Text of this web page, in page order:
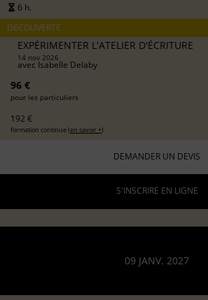
6 h.
DÉCOUVERTE
EXPÉRIMENTER L'ATELIER D'ÉCRITURE
14 nov 2026
avec Isabelle Delaby
96 €
pour les particuliers
192 €
formation continue (en savoir +)
DEMANDER UN DEVIS
S'INSCRIRE EN LIGNE
09 JANV. 2027